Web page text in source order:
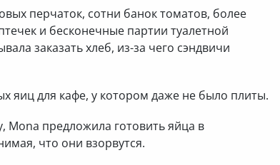
перчаток, сотни банок томатов, более
и бесконечные партии туалетной
заказать хлеб, из-за чего сэндвичи
яиц для кафе, у котором даже не было плиты.
Mona предложила готовить яйца в
что они взорвутся.